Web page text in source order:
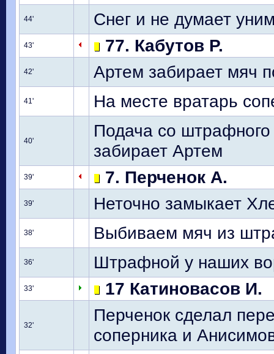
44' Снег и не думает
43' 77. Кабутов Р.
42' Артем забирает мяч
41' На месте вратарь
40'
Подача со
забирает Артем
39' 7. Перченок А.
39' Неточно замыкает
38' Выбиваем мяч из
36' Штрафной у наших
33' 17 Катиновасов И.
32'
Перченок сделал
соперника и